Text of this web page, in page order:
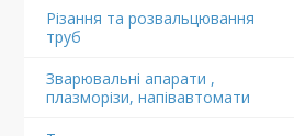
Різання та розвальцювання
труб
Зварювальні апарати ,
плазморізи, напівавтомати